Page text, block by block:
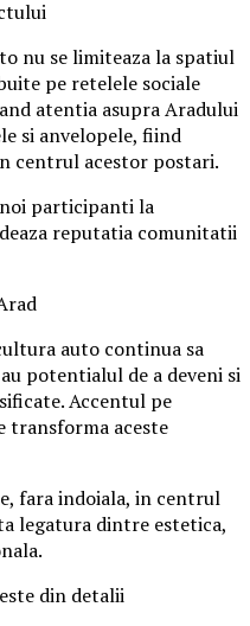
nu se limiteaza la spatiul
pe retelele sociale
atentia asupra Aradului
si anvelopele, fiind
centrul acestor postari.
participanti la
reputatia comunitatii
auto continua sa
potentialul de a deveni si
Accentul pe
transforma aceste
fara indoiala, in centrul
legatura dintre estetica,
din detalii